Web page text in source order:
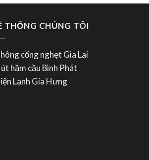
THỐNG CHÚNG TÔI
cống nghẹt Gia Lai
hầm cầu Bình Phát
Lạnh Gia Hưng